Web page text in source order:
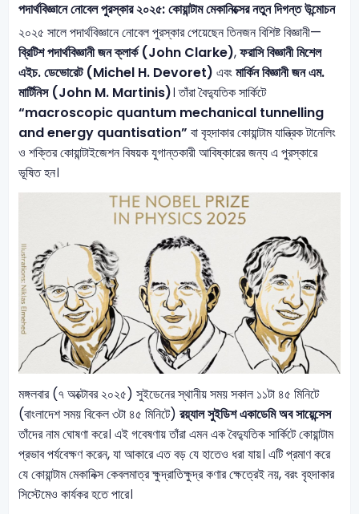
পদার্থবিজ্ঞানে নোবেল পুরস্কার ২০২৫: কোয়ান্টাম মেকানিক্সের নতুন দিগন্ত উন্মোচন
২০২৫ সালে পদার্থবিজ্ঞানে নোবেল পুরস্কার পেয়েছেন তিনজন বিশিষ্ট বিজ্ঞানী—
ব্রিটিশ পদার্থবিজ্ঞানী জন ক্লার্ক (John Clarke),ফরাসি বিজ্ঞানী মিশেল
এইচ. ডেভোরেট (Michel H. Devoret) এবংমার্কিন বিজ্ঞানী জন এম.
মার্টিনিস (John M. Martinis)। তাঁরা বৈদ্যুতিক সার্কিটে
“macroscopic quantum mechanical tunnelling
and energy quantisation” বা বৃহদাকার কোয়ান্টাম যান্ত্রিক টানেলিং
ও শক্তির কোয়ান্টাইজেশন বিষয়ক যুগান্তকারী আবিষ্কারের জন্য এ পুরস্কারে
ভূষিত হন।
মঙ্গলবার (৭ অক্টোবর ২০২৫) সুইডেনের স্থানীয় সময় সকাল ১১টা ৪৫ মিনিটে
(বাংলাদেশ সময় বিকেল ৩টা ৪৫ মিনিটে)রয়্যাল সুইডিশ একাডেমি অব সায়েন্সেস
তাঁদের নাম ঘোষণা করে। এই গবেষণায় তাঁরা এমন এক বৈদ্যুতিক সার্কিটে কোয়ান্টাম
প্রভাব পর্যবেক্ষণ করেন, যা আকারে এত বড় যে হাতেও ধরা যায়। এটি প্রমাণ করে
যে কোয়ান্টাম মেকানিক্স কেবলমাত্র ক্ষুদ্রাতিক্ষুদ্র কণার ক্ষেত্রেই নয়, বরং বৃহদাকার
সিস্টেমেও কার্যকর হতে পারে।